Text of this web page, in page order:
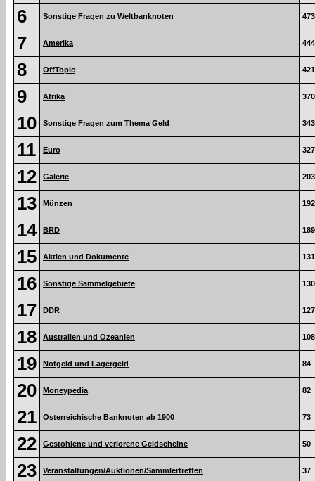
6 Sonstige Fragen zu Weltbanknoten 473
7 Amerika 444
8 OffTopic 421
9 Afrika 370
10 Sonstige Fragen zum Thema Geld 343
11 Euro 327
12 Galerie 203
13 Münzen 192
14 BRD 189
15 Aktien und Dokumente 131
16 Sonstige Sammelgebiete 130
17 DDR 127
18 Australien und Ozeanien 108
19 Notgeld und Lagergeld 84
20 Moneypedia 82
21 Österreichische Banknoten ab 1900 73
22 Gestohlene und verlorene Geldscheine 50
23 Veranstaltungen/Auktionen/Sammlertreffen 37